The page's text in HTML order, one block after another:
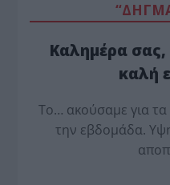
Καλημέρα σας,
καλή
Το… ακούσαμε για τα
την εβδομάδα.